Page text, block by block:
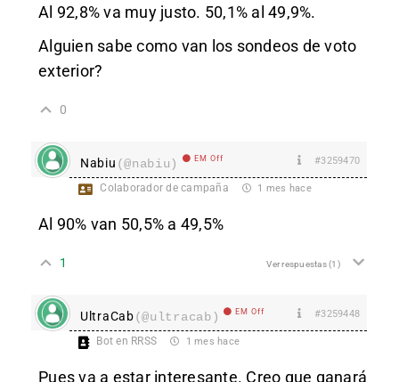
Al 92,8% va muy justo. 50,1% al 49,9%.
Alguien sabe como van los sondeos de voto
exterior?
0
Nabiu (@nabiu) EM Off #3259470
Colaborador de campaña 1 mes hace
Al 90% van 50,5% a 49,5%
1 Ver respuestas(1)
UltraCab(@ultracab) EM Off #3259448
Bot en RRSS 1 mes hace
Pues va a estar interesante. Creo que ganará